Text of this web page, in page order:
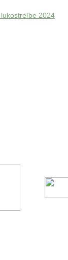
2024